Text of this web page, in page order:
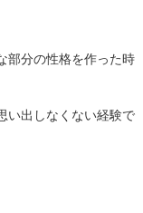
部分の性格を作った時
い出しなくない経験で